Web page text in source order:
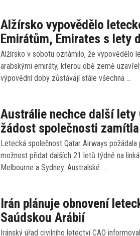
Alžírsko vypovědělo
Emirátům, Emirates s lety
Alžírsko v sobotu oznámilo, že vypovědělo
arabskými emiráty, kterou obě země
výpovědní doby zůstávají stále všechna …
Austrálie nechce další lety
žádost společnosti zamítla
Letecká společnost Qatar Airways
možnost přidat dalších 21 letů týdně na
Melbourne a Sydney. Australské …
Irán plánuje obnovení
Saúdskou Arábií
Iránský úřad civilního letectví CAO